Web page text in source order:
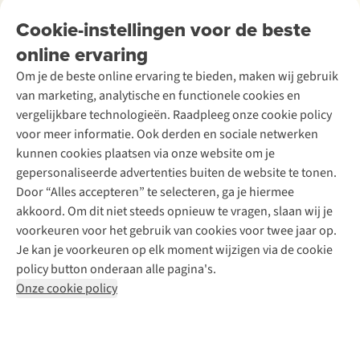
Cookie-instellingen voor de beste
online ervaring
Om je de beste online ervaring te bieden, maken wij gebruik
van marketing, analytische en functionele cookies en
vergelijkbare technologieën. Raadpleeg onze cookie policy
voor meer informatie. Ook derden en sociale netwerken
kunnen cookies plaatsen via onze website om je
gepersonaliseerde advertenties buiten de website te tonen.
Door “Alles accepteren” te selecteren, ga je hiermee
akkoord. Om dit niet steeds opnieuw te vragen, slaan wij je
voorkeuren voor het gebruik van cookies voor twee jaar op.
Je kan je voorkeuren op elk moment wijzigen via de cookie
policy button onderaan alle pagina's.
Onze cookie policy
Garantie
Contact
Onze winkels
Over A.S.Adventure
Toegankelijkheidsverklaring
Ski-onderhoud
Wasservice
Schoenonderhoud
Schoenherstelling
Kledingherstelling
Retouches
Voor bedrijven
A.S.Magazine
Podcast
Explore Academy
Explore Camp
Gear Check
Inspiratie & advies
Meld je aan voor de nieuwsbrief
Follow us
Disclaimer Privacy Policy
Algemene voorwaarden
Cookie Policy